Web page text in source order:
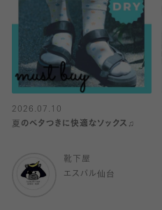
2026.07.10
夏のベタつきに快適なソックス♫
靴下屋
エスパル仙台